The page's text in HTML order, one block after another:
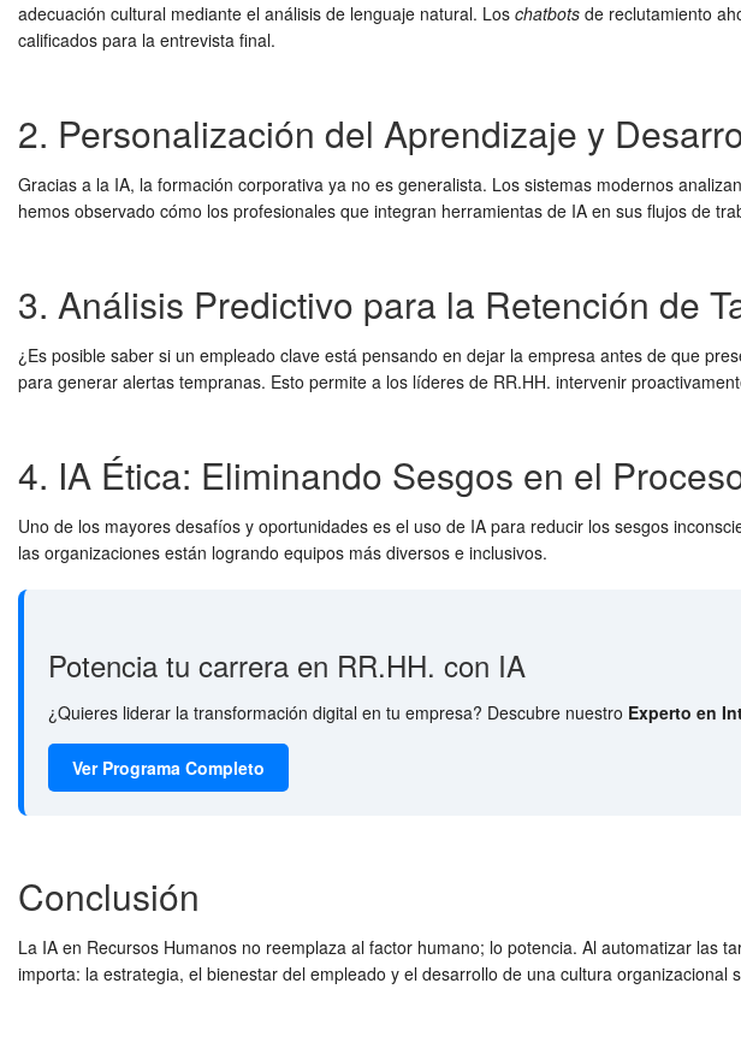
adecuación cultural mediante el análisis de lenguaje natural. Los chatbots de reclutamiento
calificados para la entrevista final.
2. Personalización del Aprendizaje y
Gracias a la IA, la formación corporativa ya no es generalista. Los sistemas modernos
hemos observado cómo los profesionales que integran herramientas de IA en sus flujos de
3. Análisis Predictivo para la Retención de
¿Es posible saber si un empleado clave está pensando en dejar la empresa antes de que
para generar alertas tempranas. Esto permite a los líderes de RR.HH. intervenir
4. IA Ética: Eliminando Sesgos en el
Uno de los mayores desafíos y oportunidades es el uso de IA para reducir los sesgos
las organizaciones están logrando equipos más diversos e inclusivos.
Potencia tu carrera en RR.HH. con IA
¿Quieres liderar la transformación digital en tu empresa? Descubre nuestro Experto en
Ver Programa Completo
Conclusión
La IA en Recursos Humanos no reemplaza al factor humano; lo potencia. Al automatizar las
importa: la estrategia, el bienestar del empleado y el desarrollo de una cultura organizacional